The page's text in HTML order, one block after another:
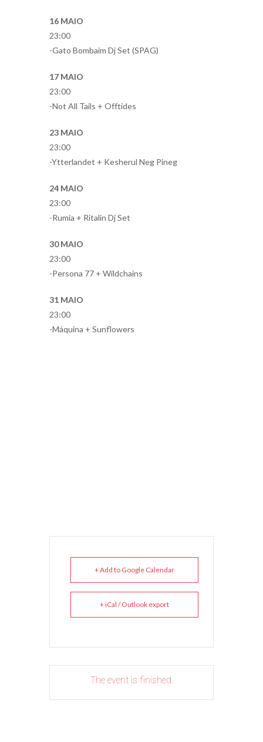
16 MAIO
23:00
-Gato Bombaim Dj Set (SPAG)
17 MAIO
23:00
-Not All Tails + Offtides
23 MAIO
23:00
-Ytterlandet + Kesherul Neg Pineg
24 MAIO
23:00
-Rumia + Ritalin Dj Set
30 MAIO
23:00
-Persona 77 + Wildchains
31 MAIO
23:00
-Máquina + Sunflowers
+ Add to Google Calendar
+ iCal / Outlook export
The event is finished.